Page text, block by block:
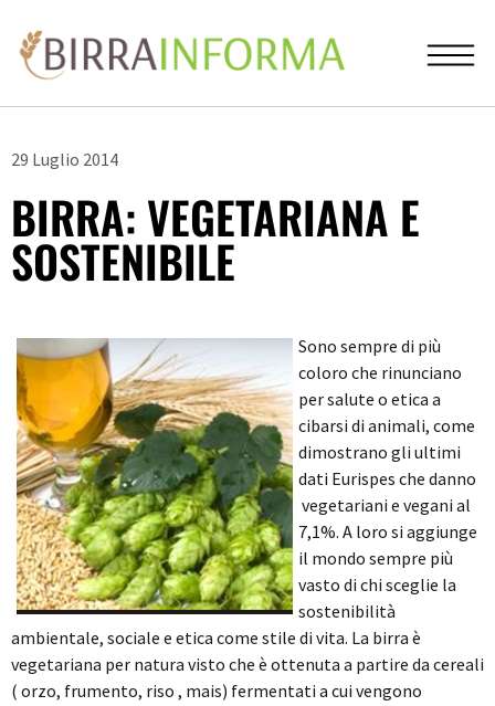
29 Luglio 2014
BIRRA: VEGETARIANA E
SOSTENIBILE
Sono sempre di più
coloro che rinunciano
per salute o etica a
cibarsi di animali, come
dimostrano gli ultimi
dati Eurispes che danno
vegetariani e vegani al
7,1%. A loro si aggiunge
il mondo sempre più
vasto di chi sceglie la
sostenibilità
ambientale, sociale e etica come stile di vita. La birra è
vegetariana per natura visto che è ottenuta a partire da cereali
( orzo, frumento, riso , mais) fermentati a cui vengono